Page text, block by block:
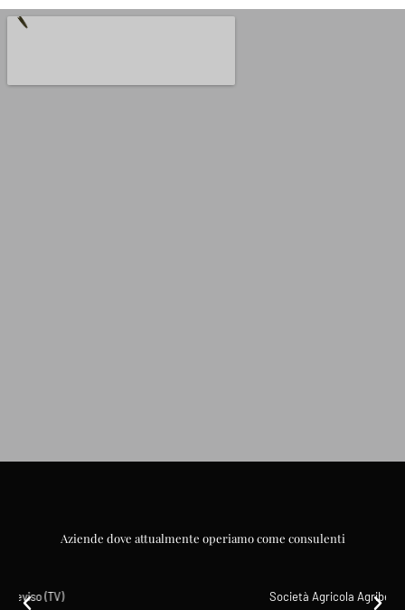
Aziende dove attualmente operiamo come consulenti
Società Agricola Agribel S.S. Lanuvio ( Roma)